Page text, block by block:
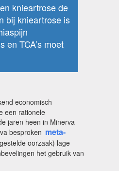
knieartrose de
bij knieartrose is
en TCA’s moet
economisch
een rationele
jaren heen in Minerva
besproken meta-
oorzaak) lage
het gebruik van